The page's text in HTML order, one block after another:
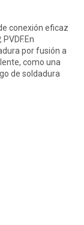
conexión eficaz
por fusión a
como una
de soldadura